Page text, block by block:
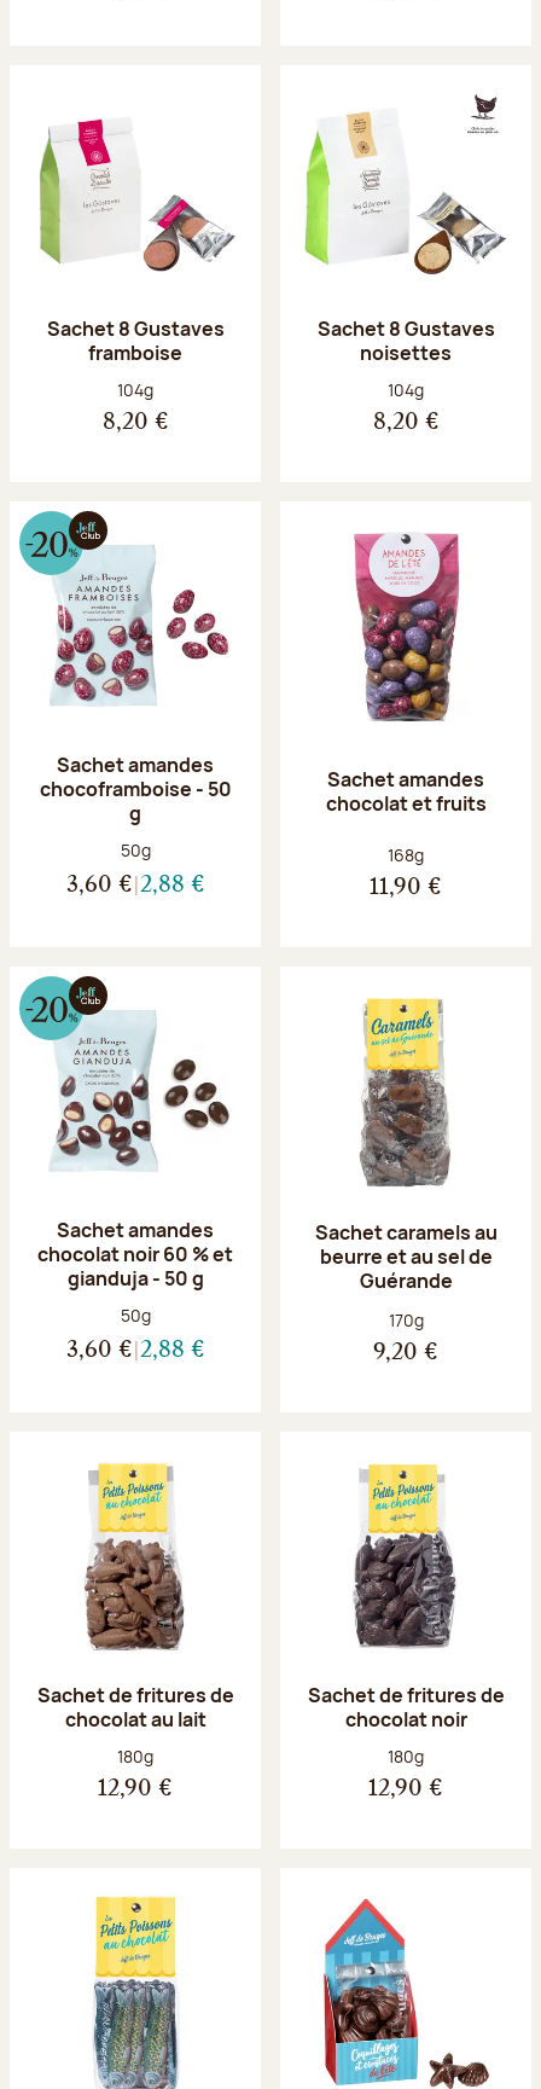
Sachet 8 Gustaves
framboise
Poids net :
104g
8,20 €
Sachet 8 Gustaves
noisettes
Poids net :
104g
8,20 €
Sachet amandes
chocoframboise - 50
g
Poids net :
50g
3,60 € 2,88 €
Sachet amandes
chocolat et fruits
Poids net :
168g
11,90 €
Sachet amandes
chocolat noir 60 % et
gianduja - 50 g
Poids net :
50g
3,60 € 2,88 €
Sachet caramels au
beurre et au sel de
Guérande
Poids net :
170g
9,20 €
Sachet de fritures de
chocolat au lait
Poids net :
180g
12,90 €
Sachet de fritures de
chocolat noir
Poids net :
180g
12,90 €